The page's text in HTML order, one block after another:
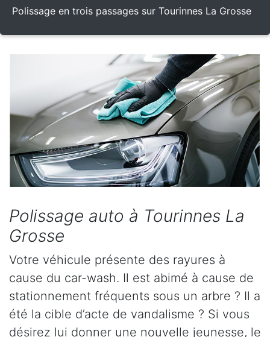
Polissage en trois passages sur Tourinnes La Grosse
Polissage auto à Tourinnes La
Grosse
Votre véhicule présente des rayures à
cause du car-wash. Il est abimé à cause de
stationnement fréquents sous un arbre ? Il a
été la cible d’acte de vandalisme ? Si vous
désirez lui donner une nouvelle jeunesse, le